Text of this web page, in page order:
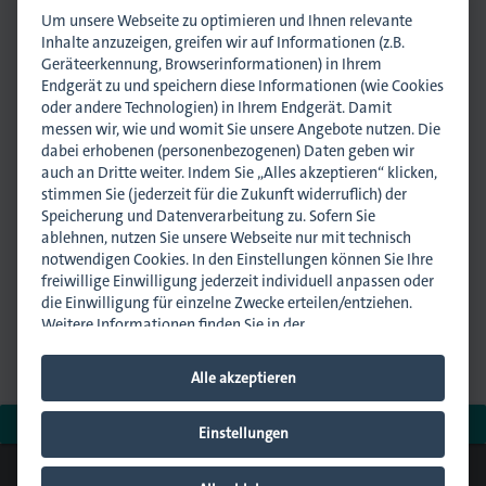
Lisa Harnisch, Assistenz
l.harnisch@dmpi-bw.de
0711 45044-32
Anmelden
Termin exportieren
Seminar empfehlen
Mehr informativeSeminareund spannende
Terminüberblick.
> jetzt anmelden
© 2026 dmpi
Um unsere Webseite zu optimieren und Ihnen relevante
Inhalte anzuzeigen, greifen wir auf Informationen (z.B.
Geräteerkennung, Browserinformationen) in Ihrem
Endgerät zu und speichern diese Informationen (wie Cookies
oder andere Technologien) in Ihrem Endgerät. Damit
messen wir, wie und womit Sie unsere Angebote nutzen. Die
dabei erhobenen (personenbezogenen) Daten geben wir
auch an Dritte weiter. Indem Sie „Alles akzeptieren“ klicken,
stimmen Sie (jederzeit für die Zukunft widerruflich) der
Speicherung und Datenverarbeitung zu. Sofern Sie
ablehnen, nutzen Sie unsere Webseite nur mit technisch
notwendigen Cookies. In den Einstellungen können Sie Ihre
freiwillige Einwilligung jederzeit individuell anpassen oder
die Einwilligung für einzelne Zwecke erteilen/entziehen.
Weitere Informationen finden Sie in der
Hinweis zur Verarbeitung Ihrer auf dieser Webseite
erhobenen Daten in den USA:Wir weisen Sie darauf hin,
dass bezogen auf einzelne Cookies und Dienstleister eine
Verarbeitung Ihrer Daten in den USA erfolgt. Die USA
Alle akzeptieren
Einstellungen